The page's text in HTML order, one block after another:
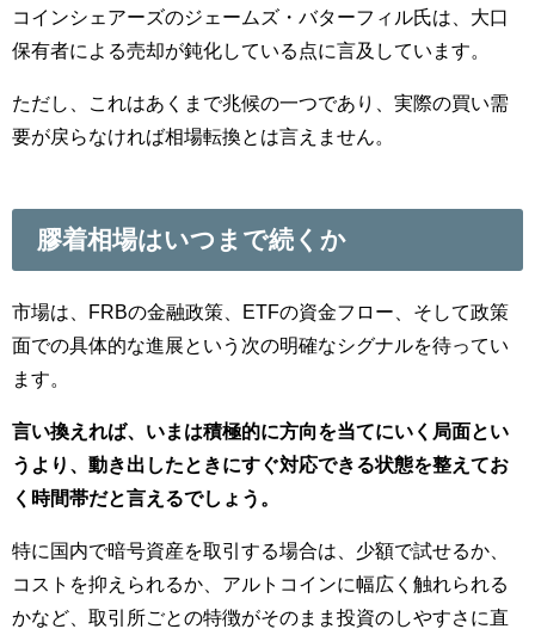
コインシェアーズのジェームズ・バターフィル氏は、大口
保有者による売却が鈍化している点に言及しています。
ただし、これはあくまで兆候の一つであり、実際の買い需
要が戻らなければ相場転換とは言えません。
膠着相場はいつまで続くか
市場は、FRBの金融政策、ETFの資金フロー、そして政策
面での具体的な進展という次の明確なシグナルを待ってい
ます。
言い換えれば、いまは積極的に方向を当てにいく局面とい
うより、動き出したときにすぐ対応できる状態を整えてお
く時間帯だと言えるでしょう。
特に国内で暗号資産を取引する場合は、少額で試せるか、
コストを抑えられるか、アルトコインに幅広く触れられる
かなど、取引所ごとの特徴がそのまま投資のしやすさに直